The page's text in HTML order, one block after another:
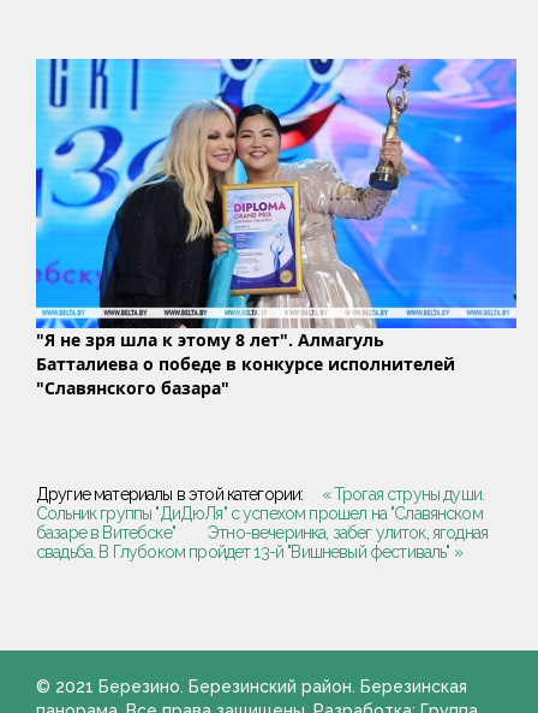
"Я не зря шла к этому 8 лет". Алмагуль
Батталиева о победе в конкурсе исполнителей
"Славянского базара"
Другие материалы в этой категории:
« Трогая струны души.
Сольник группы "ДиДюЛя" с успехом прошел на "Славянском
базаре в Витебске"
Этно-вечеринка, забег улиток, ягодная
свадьба. В Глубоком пройдет 13-й "Вишневый фестиваль" »
© 2021 Березино. Березинский район. Березинская